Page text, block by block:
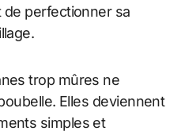
de perfectionner sa
trop mûres ne
Elles deviennent
simples et